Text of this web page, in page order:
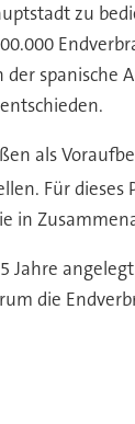
zu
als
Für
Jahre
die